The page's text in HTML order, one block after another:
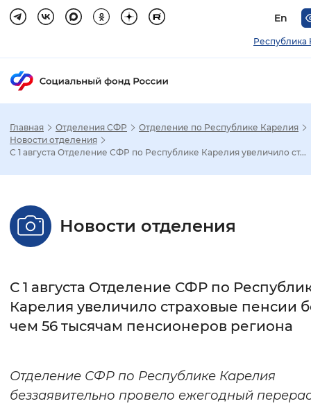
En
Республика
Настройка режима отображения
Стандартный Увеличенный
Интервал между буквами
Цвет сайта
Главная Отделения СФР
Отделение по Республике Карелия
Новости отделения
С 1 августа Отделение СФР по Республике Карелия увеличило ст...
Новости отделения
С 1 августа Отделение СФР по
Карелия увеличило страховые пенсии
чем 56 тысячам пенсионеров региона
Отделение СФР по Республике Карелия
беззаявительно провело ежегодный